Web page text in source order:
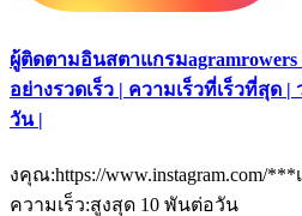
ผู้ติดตามอินสตาแกรม
อย่างรวดเร็ว | ความเร็วที่เร็วที่สุด |
วัน |
งคุณ:https://www.instagram.com/
ความเร็ว:สูงสุด 10 พันต่อวัน